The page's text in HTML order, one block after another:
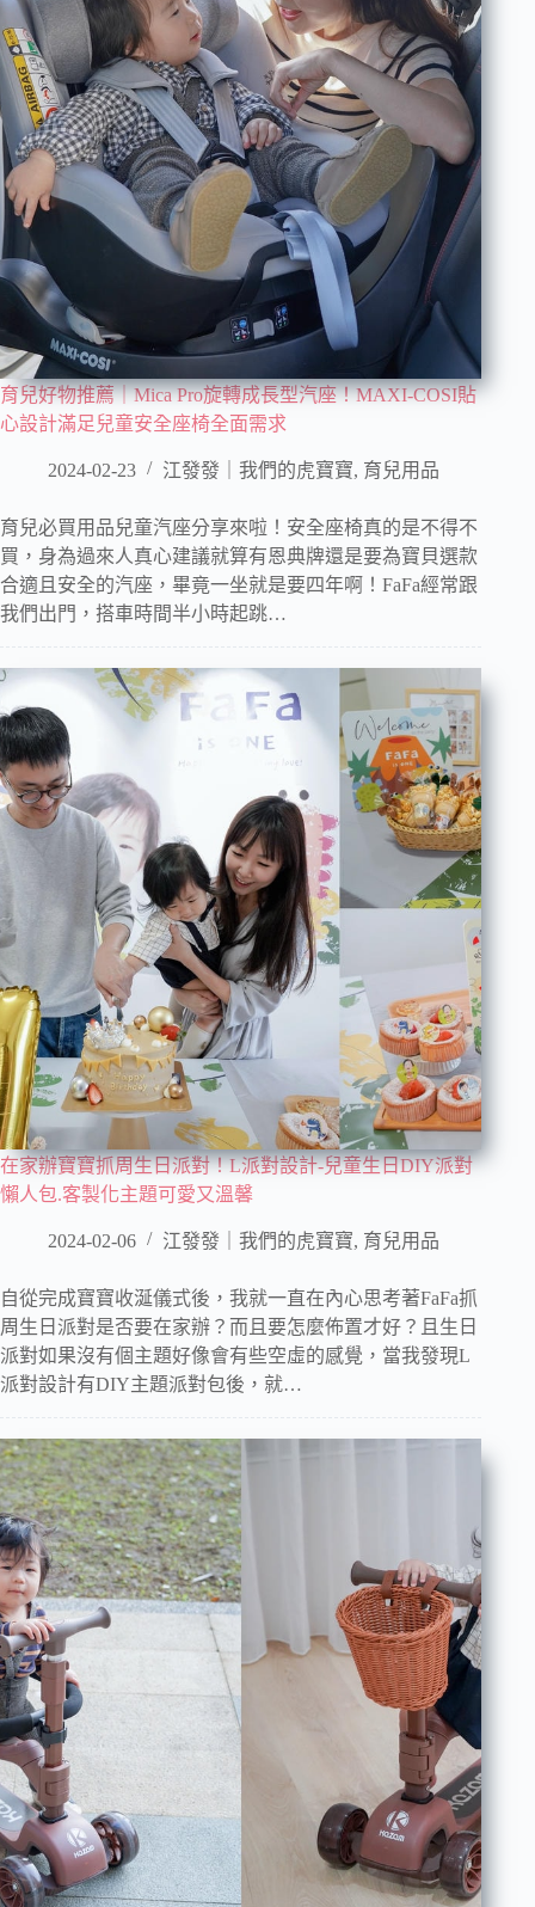
育兒好物推薦｜Mica Pro旋轉成長型汽座！MAXI-COSI貼
心設計滿足兒童安全座椅全面需求
2024-02-23 江發發｜我們的虎寶寶, 育兒用品
育兒必買用品兒童汽座分享來啦！安全座椅真的是不得不
買，身為過來人真心建議就算有恩典牌還是要為寶貝選款
合適且安全的汽座，畢竟一坐就是要四年啊！FaFa經常跟
我們出門，搭車時間半小時起跳…
在家辦寶寶抓周生日派對！L派對設計-兒童生日DIY派對
懶人包.客製化主題可愛又溫馨
2024-02-06 江發發｜我們的虎寶寶, 育兒用品
自從完成寶寶收涎儀式後，我就一直在內心思考著FaFa抓
周生日派對是否要在家辦？而且要怎麼佈置才好？且生日
派對如果沒有個主題好像會有些空虛的感覺，當我發現L
派對設計有DIY主題派對包後，就…